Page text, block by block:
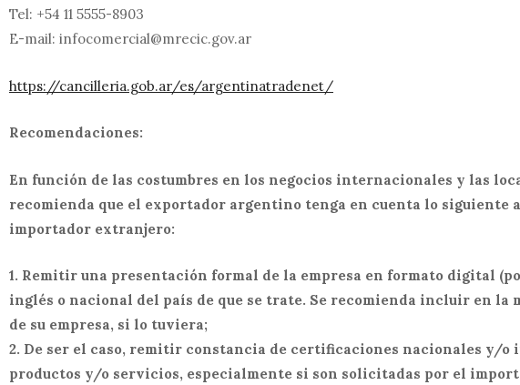
Tel: +54 11 5555-8903
E-mail: infocomercial@mrecic.gov.ar
https://cancilleria.gob.ar/es/argentinatradenet/
Recomendaciones:
En función de las costumbres en los negocios internacionales y las
recomienda que el exportador argentino tenga en cuenta lo siguiente
importador extranjero:
1. Remitir una presentación formal de la empresa en formato digital
inglés o nacional del país de que se trate. Se recomienda incluir en la
de su empresa, si lo tuviera;
2. De ser el caso, remitir constancia de certificaciones nacionales y/o
productos y/o servicios, especialmente si son solicitadas por el